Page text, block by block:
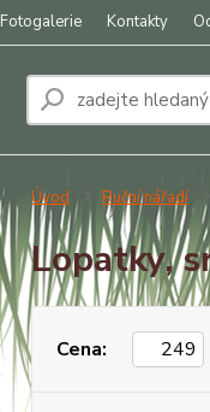
Fotogalerie Kontakty
Úvod Ruční nářadí
Lopatky,
Cena: